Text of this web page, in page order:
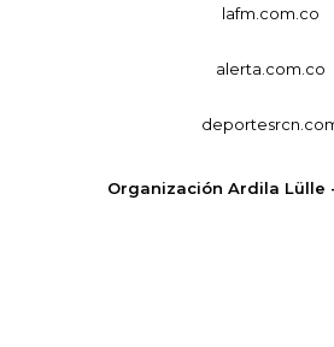
lafm.com.co
alerta.com.co
Organización Ardila Lülle